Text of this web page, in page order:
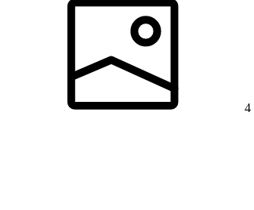
4